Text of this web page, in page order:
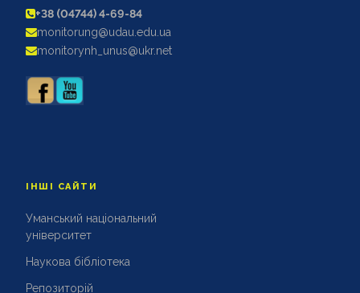
АКРЕДИТАЦІЙНІ ЕКСПЕРТИЗИ
АКАДЕМІЧНА ДОБРОЧЕСНІСТЬ
+38 (04744) 4-69-84
monitorung@udau.edu.ua
monitorynh_unus@ukr.net
ІНШІ САЙТИ
Уманський національний
університет
Наукова бібліотека
Репозиторій